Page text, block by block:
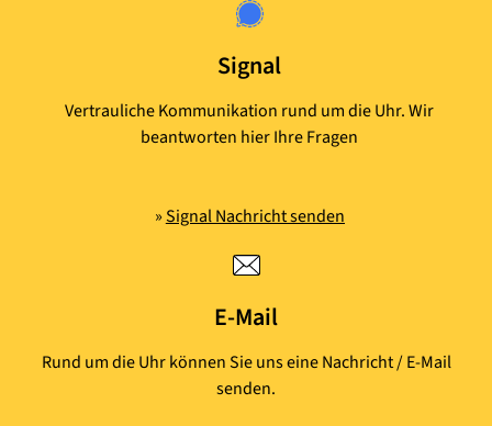
Signal
Vertrauliche Kommunikation rund um die Uhr. Wir
beantworten hier Ihre Fragen
»Signal Nachricht senden
E-Mail
Rund um die Uhr können Sie uns eine Nachricht / E-Mail
senden.